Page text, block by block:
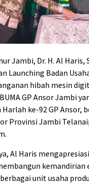
Jambi, Dr. H. Al Haris,
Launching Badan
hibah mesin
GP Ansor Jambi
ke-92 GP Ansor,
Provinsi Jambi
Al Haris
kemandirian
unit usaha